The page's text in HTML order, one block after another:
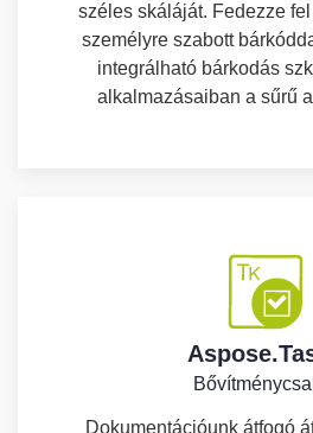
széles skáláját. Fedezze
személyre szabott
integrálható bárkodás
alkalmazásaiban a sűrű
Dokumentációunk átfogó